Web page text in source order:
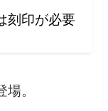
刻印が必要
。